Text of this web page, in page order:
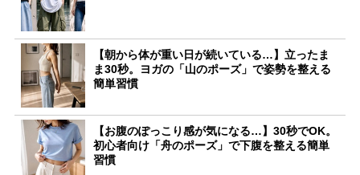
【朝から体が重い日が続いている…】立ったま
ま30秒。ヨガの「山のポーズ」で姿勢を整える
簡単習慣
【お腹のぽっこり感が気になる…】30秒でOK。
初心者向け「舟のポーズ」で下腹を整える簡単
習慣